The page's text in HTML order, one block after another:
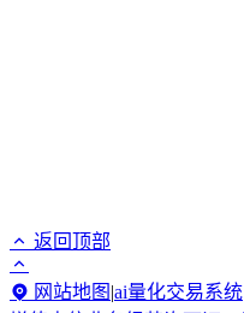
返回顶部
网站地图 |ai量化交易系统